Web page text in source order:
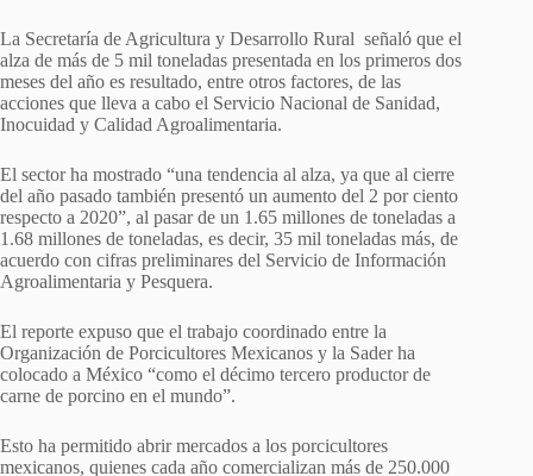
La Secretaría de Agricultura y Desarrollo Rural señaló que el
alza de más de 5 mil toneladas presentada en los primeros dos
meses del año es resultado, entre otros factores, de las
acciones que lleva a cabo el Servicio Nacional de Sanidad,
Inocuidad y Calidad Agroalimentaria.
El sector ha mostrado “una tendencia al alza, ya que al cierre
del año pasado también presentó un aumento del 2 por ciento
respecto a 2020”, al pasar de un 1.65 millones de toneladas a
1.68 millones de toneladas, es decir, 35 mil toneladas más, de
acuerdo con cifras preliminares del Servicio de Información
Agroalimentaria y Pesquera.
El reporte expuso que el trabajo coordinado entre la
Organización de Porcicultores Mexicanos y la Sader ha
colocado a México “como el décimo tercero productor de
carne de porcino en el mundo”.
Esto ha permitido abrir mercados a los porcicultores
mexicanos, quienes cada año comercializan más de 250.000